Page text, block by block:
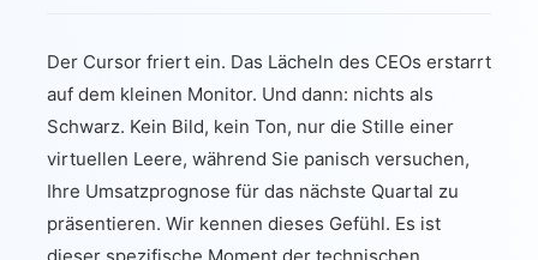
Der Cursor friert ein. Das Lächeln des CEOs erstarrt
auf dem kleinen Monitor. Und dann: nichts als
Schwarz. Kein Bild, kein Ton, nur die Stille einer
virtuellen Leere, während Sie panisch versuchen,
Ihre Umsatzprognose für das nächste Quartal zu
präsentieren. Wir kennen dieses Gefühl. Es ist